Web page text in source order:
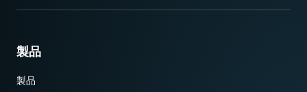
-5°C ～ +45°C
製品
製品